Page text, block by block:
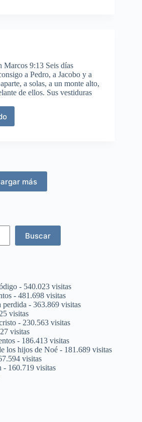
Marcos 9:13 Seis días
a Pedro, a Jacobo y a
a solas, a un monte alto,
de ellos. Sus vestiduras
más
Buscar
- 540.023 visitas
- 481.698 visitas
perdida - 363.869 visitas
visitas
- 230.563 visitas
visitas
- 186.413 visitas
los hijos de Noé - 181.689 visitas
visitas
- 160.719 visitas